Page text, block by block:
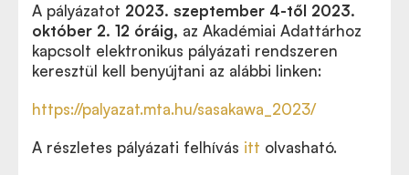
A pályázatot 2023. szeptember 4-től 2023.
október 2. 12 óráig, az Akadémiai Adattárhoz
kapcsolt elektronikus pályázati rendszeren
keresztül kell benyújtani az alábbi linken:
https://palyazat.mta.hu/sasakawa_2023/
A részletes pályázati felhívás itt olvasható.